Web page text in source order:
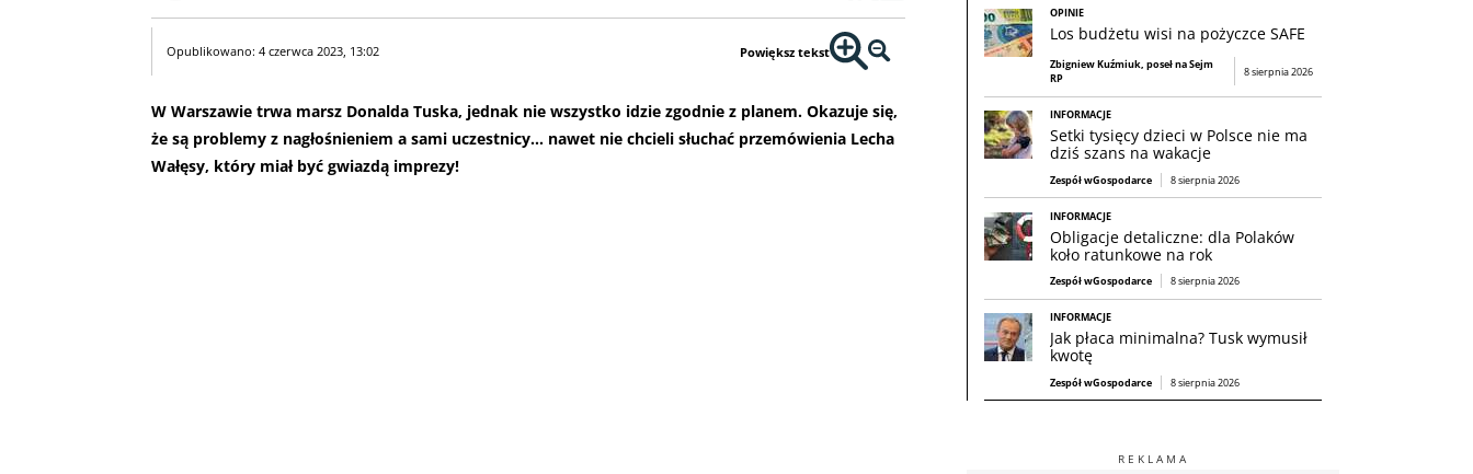
Opublikowano: 4 czerwca 2023, 13:02 Powiększ tekst
W Warszawie trwa marsz Donalda Tuska, jednak nie wszystko idzie zgodnie z planem. Okazuje się,
że są problemy z nagłośnieniem a sami uczestnicy… nawet nie chcieli słuchać przemówienia Lecha
Wałęsy, który miał być gwiazdą imprezy!
OPINIE
Los budżetu wisi na pożyczce SAFE
Zbigniew Kuźmiuk, poseł na Sejm
RP
8 sierpnia 2026
INFORMACJE
Setki tysięcy dzieci w Polsce nie ma
dziś szans na wakacje
Zespół wGospodarce 8 sierpnia 2026
INFORMACJE
Obligacje detaliczne: dla Polaków
koło ratunkowe na rok
Zespół wGospodarce 8 sierpnia 2026
INFORMACJE
Jak płaca minimalna? Tusk wymusił
kwotę
Zespół wGospodarce 8 sierpnia 2026